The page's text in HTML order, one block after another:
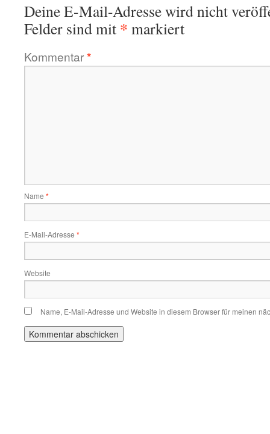
Deine E-Mail-Adresse wird nicht
Felder sind mit * markiert
Kommentar*
Name *
E-Mail-Adresse *
Website
Name, E-Mail-Adresse und Website in diesem Browser für meinen